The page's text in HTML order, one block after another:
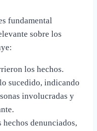
fundamental
sobre los
los hechos.
sucedido, indicando
involucradas y
hechos denunciados,